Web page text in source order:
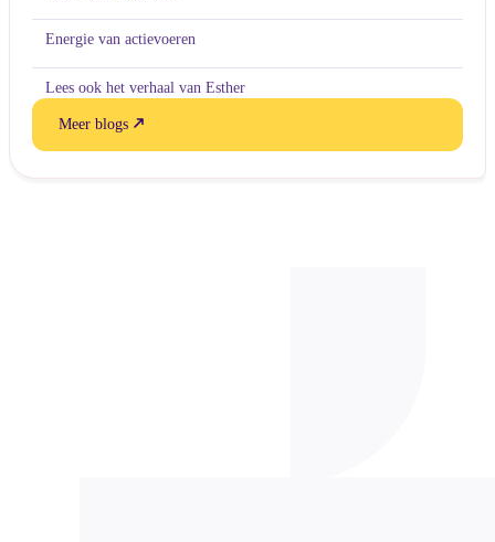
Energie van actievoeren
Lees ook het verhaal van Esther
Meer blogs